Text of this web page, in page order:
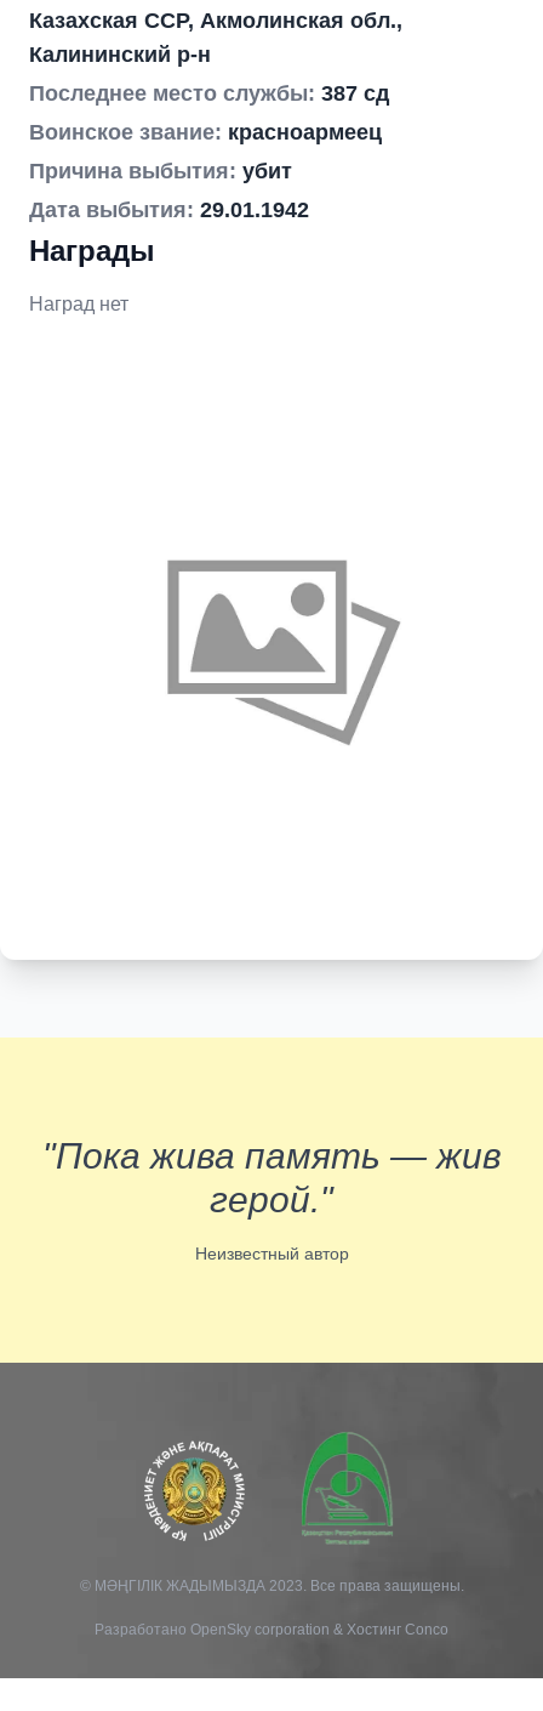
Казахская ССР, Акмолинская обл.,
Калининский р-н
Последнее место службы: 387 сд
Воинское звание: красноармеец
Причина выбытия: убит
Дата выбытия: 29.01.1942
Награды
Наград нет
"Пока жива память — жив
герой."
Неизвестный автор
© МӘҢГІЛІК ЖАДЫМЫЗДА 2023. Все права защищены.
Разработано OpenSky corporation & Хостинг Conco